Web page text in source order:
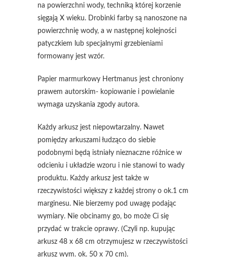
na powierzchni wody, techniką której korzenie
sięgają X wieku. Drobinki farby są nanoszone na
powierzchnię wody, a w następnej kolejności
patyczkiem lub specjalnymi grzebieniami
formowany jest wzór.
Papier marmurkowy Hertmanus jest chroniony
prawem autorskim- kopiowanie i powielanie
wymaga uzyskania zgody autora.
Każdy arkusz jest niepowtarzalny. Nawet
pomiędzy arkuszami łudząco do siebie
podobnymi będą istniały nieznaczne różnice w
odcieniu i układzie wzoru i nie stanowi to wady
produktu. Każdy arkusz jest także w
rzeczywistości większy z każdej strony o ok.1 cm
marginesu. Nie bierzemy pod uwagę podając
wymiary. Nie obcinamy go, bo może Ci się
przydać w trakcie oprawy. (Czyli np. kupując
arkusz 48 x 68 cm otrzymujesz w rzeczywistości
arkusz wym. ok. 50 x 70 cm).